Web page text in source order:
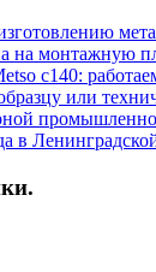
на монтажную
c140:
или
в